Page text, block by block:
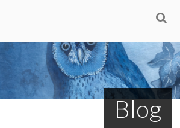
Blog